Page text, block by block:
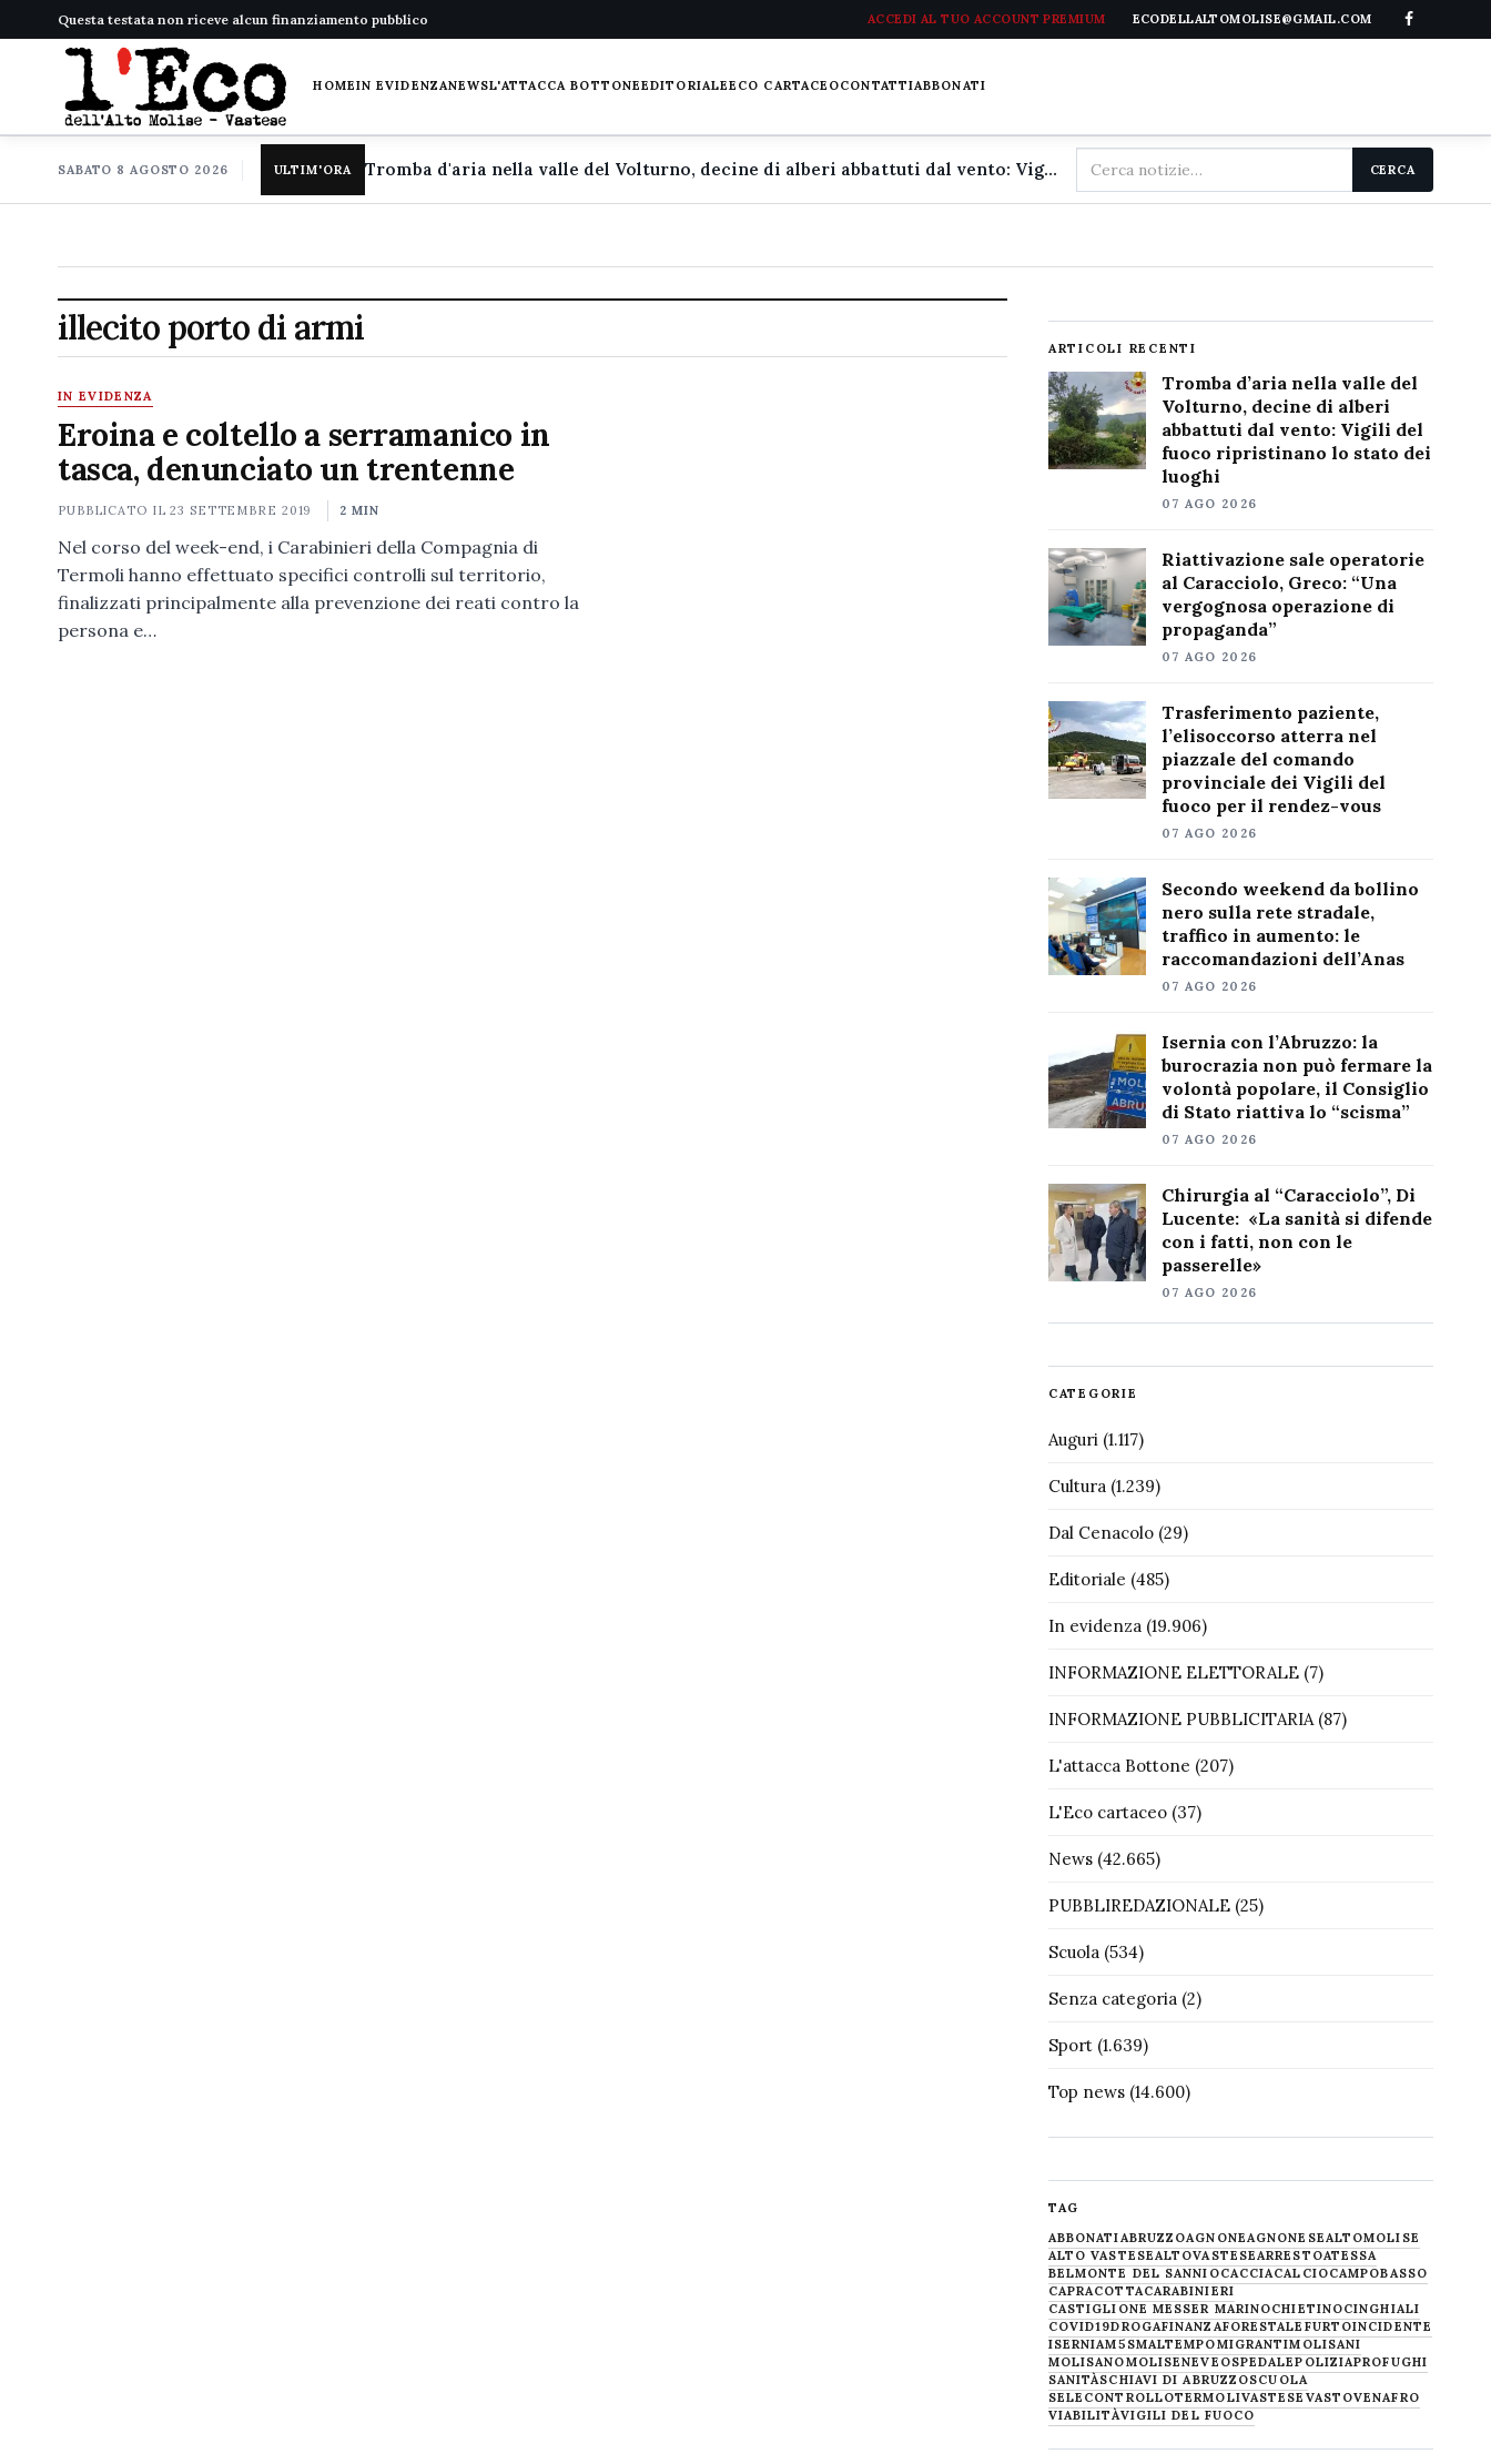
Questa testata non riceve alcun finanziamento pubblico ACCEDI AL TUO ACCOUNT PREMIUM ECODELLALTOMOLISE@GMAIL.COM
HOMEIN EVIDENZANEWSL'ATTACCA BOTTONEEDITORIALEECO CARTACEOCONTATTIABBONATI
SABATO 8 AGOSTO 2026 ULTIM'ORA Tromba d'aria nella valle del Volturno, decine di alberi abbattuti dal vento: Vigili del fuoco ripristinano lo stato dei luoghi
Cerca
nel
CERCA
illecito porto di armi
IN EVIDENZA
Eroina e coltello a serramanico in
tasca, denunciato un trentenne
PUBBLICATO IL23 SETTEMBRE 2019 2 MIN
Nel corso del week-end, i Carabinieri della Compagnia di
Termoli hanno effettuato specifici controlli sul territorio,
finalizzati principalmente alla prevenzione dei reati contro la
persona e…
ARTICOLI RECENTI
Tromba d’aria nella valle del
Volturno, decine di alberi
abbattuti dal vento: Vigili del
fuoco ripristinano lo stato dei
luoghi
07 AGO 2026
Riattivazione sale operatorie
al Caracciolo, Greco: “Una
vergognosa operazione di
propaganda”
07 AGO 2026
Trasferimento paziente,
l’elisoccorso atterra nel
piazzale del comando
provinciale dei Vigili del
fuoco per il rendez-vous
07 AGO 2026
Secondo weekend da bollino
nero sulla rete stradale,
traffico in aumento: le
raccomandazioni dell’Anas
07 AGO 2026
Isernia con l’Abruzzo: la
burocrazia non può fermare la
volontà popolare, il Consiglio
di Stato riattiva lo “scisma”
07 AGO 2026
Chirurgia al “Caracciolo”, Di
Lucente: «La sanità si difende
con i fatti, non con le
passerelle»
07 AGO 2026
CATEGORIE
Auguri(1.117)
Cultura(1.239)
Dal Cenacolo(29)
Editoriale (485)
In evidenza(19.906)
INFORMAZIONE ELETTORALE(7)
INFORMAZIONE PUBBLICITARIA(87)
L'attacca Bottone (207)
L'Eco cartaceo(37)
News(42.665)
PUBBLIREDAZIONALE(25)
Scuola(534)
Senza categoria(2)
Sport(1.639)
Top news(14.600)
TAG
ABBONATIABRUZZOAGNONEAGNONESEALTOMOLISE
ALTO VASTESEALTOVASTESEARRESTOATESSA
BELMONTE DEL SANNIOCACCIACALCIOCAMPOBASSO
CAPRACOTTACARABINIERI
CASTIGLIONE MESSER MARINOCHIETINOCINGHIALI
COVID19DROGAFINANZAFORESTALE FURTOINCIDENTE
ISERNIAM5SMALTEMPOMIGRANTIMOLISANI
MOLISANOMOLISENEVE OSPEDALEPOLIZIAPROFUGHI
SANITÀSCHIAVI DI ABRUZZOSCUOLA
SELECONTROLLOTERMOLIVASTESE VASTOVENAFRO
VIABILITÀVIGILI DEL FUOCO